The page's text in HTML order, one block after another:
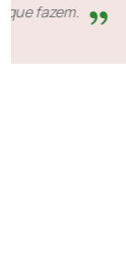
contra